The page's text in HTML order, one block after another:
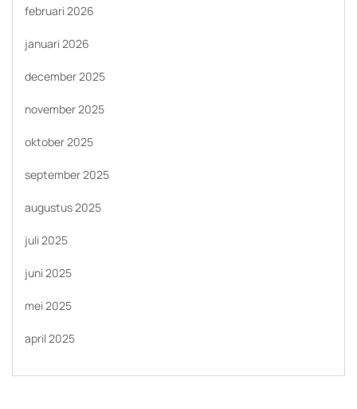
februari 2026
januari 2026
december 2025
november 2025
oktober 2025
september 2025
augustus 2025
juli 2025
juni 2025
mei 2025
april 2025